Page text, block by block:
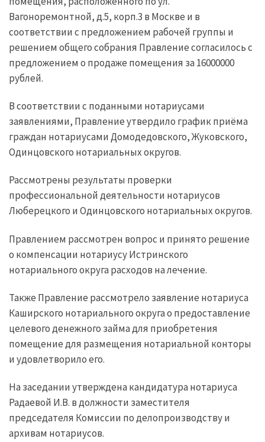
Вагоноремонтной, д.5, корп.3 в Москве и в
соответствии с предложением рабочей группы и
решением общего собрания Правление согласилось с
предложением о продаже помещения за 16000000
рублей.
В соответствии с поданными нотариусами
заявлениями, Правление утвердило график приёма
граждан нотариусами Домодедовского, Жуковского,
Одинцовского нотариальных округов.
Рассмотрены результаты проверки
профессиональной деятельности нотариусов
Люберецкого и Одинцовского нотариальных округов.
Правлением рассмотрен вопрос и принято решение
о компенсации нотариусу Истринского
нотариального округа расходов на лечение.
Также Правление рассмотрело заявление нотариуса
Каширского нотариального округа о предоставление
целевого денежного займа для приобретения
помещение для размещения нотариальной конторы
и удовлетворило его.
На заседании утверждена кандидатура нотариуса
Радаевой И.В. в должности заместителя
председателя Комиссии по делопроизводству и
архивам нотариусов.